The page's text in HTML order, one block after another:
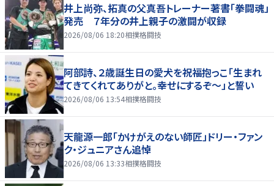
井上尚弥、拓真の父真吾トレーナー著書「拳闘魂」
発売 ７年分の井上親子の激闘が収録
2026/08/06 18:20相撲格闘技
阿部詩、２歳誕生日の愛犬を祝福抱っこ「生まれ
てきてくれてありがと。幸せにするぞ～」と誓い
2026/08/06 13:54相撲格闘技
天龍源一郎「かけがえのない師匠」ドリー・ファン
ク・ジュニアさん追悼
2026/08/06 13:33相撲格闘技